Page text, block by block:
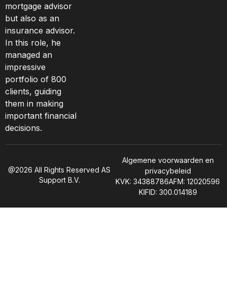
mortgage advisor
but also as an
insurance advisor.
In this role, he
managed an
impressive
portfolio of 800
clients, guiding
them in making
important financial
decisions.
@2026 All Rights Reserved AS
Support B.V.
Algemene voorwaarden en
privacybeleid
KVK: 34388786AFM: 12020596
KIFID: 300.014189